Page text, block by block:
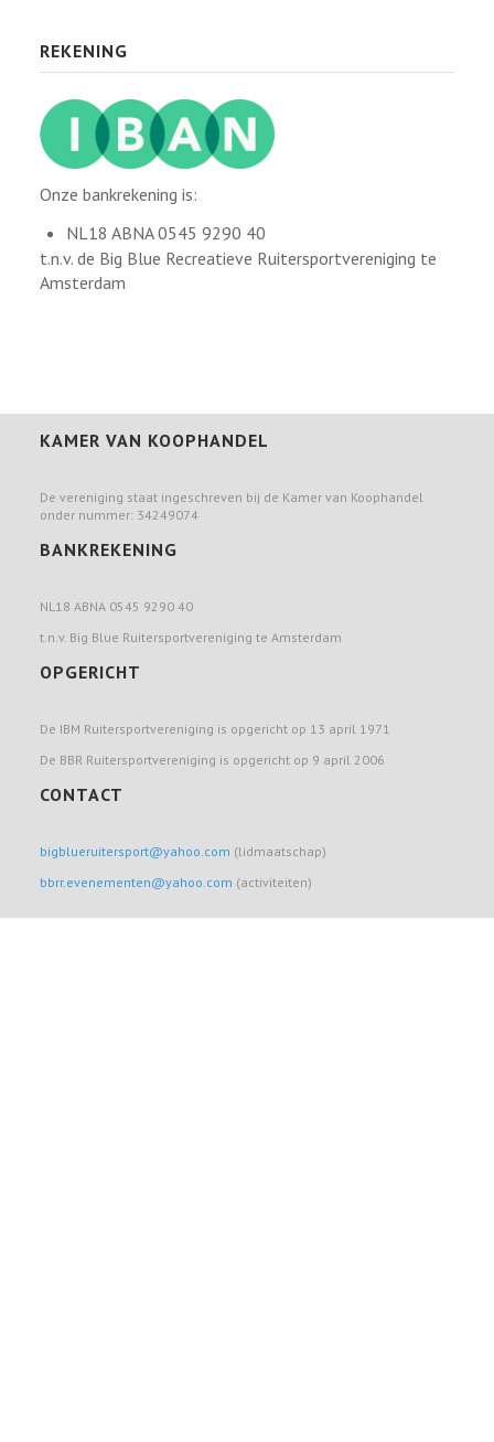
REKENING
Onze bankrekening is:
NL18 ABNA 0545 9290 40
t.n.v. de Big Blue Recreatieve Ruitersportvereniging te
Amsterdam
KAMER VAN KOOPHANDEL
De vereniging staat ingeschreven bij de Kamer van Koophandel
onder nummer: 34249074
BANKREKENING
NL18 ABNA 0545 9290 40
t.n.v. Big Blue Ruitersportvereniging te Amsterdam
OPGERICHT
De IBM Ruitersportvereniging is opgericht op 13 april 1971
De BBR Ruitersportvereniging is opgericht op 9 april 2006
CONTACT
bigblueruitersport@yahoo.com (lidmaatschap)
bbrr.evenementen@yahoo.com (activiteiten)